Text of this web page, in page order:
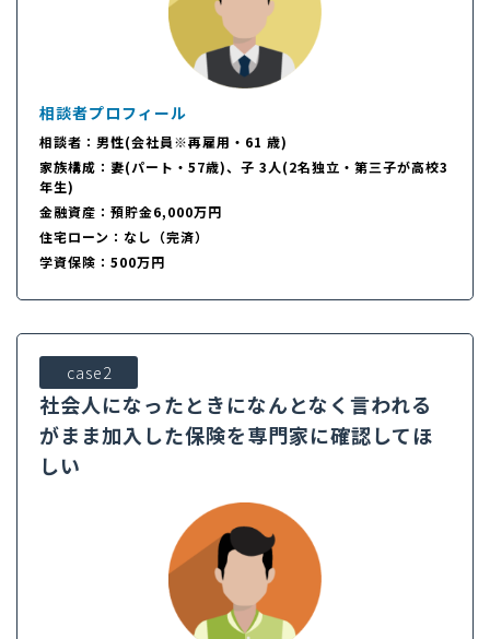
相談者プロフィール
相談者：男性(会社員※再雇用・61 歳)
家族構成：妻(パート・57歳)、子 3人(2名独立・第三子が高校3
年生)
金融資産：預貯金6,000万円
住宅ローン：なし（完済）
学資保険：500万円
社会人になったときになんとなく言われる
がまま加入した保険を専門家に確認してほ
しい
case2